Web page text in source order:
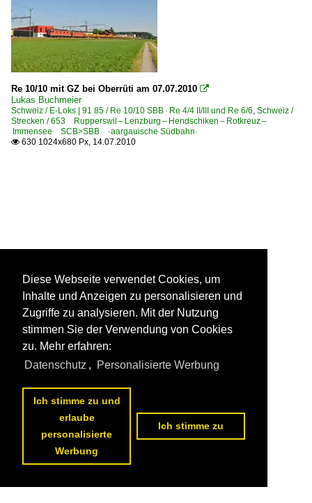
Re 10/10 mit GZ bei Oberrüti am 07.07.2010 
Lukas Buchmeier
Schweiz / E-Loks | 91 85 / Re 10/10 SBB · Re 4/4 II/III und Re 6/6 Schweiz /
Strecken / 653 Rupperswil – Lenzburg – Hendschiken – Rotkreuz –
Immensee SCB>SBB ·aargauische Südbahn·
 630 1024x680 Px, 14.07.2010
Diese Webseite verwendet Cookies, um
Inhalte und Anzeigen zu personalisieren und
Zugriffe zu analysieren. Mit der Nutzung
stimmen Sie der Verwendung von Cookies
zu. Mehr erfahren:
Datenschutz , Personalisierte Werbung
Ich stimme zu und
erlaube
personalisierte
Werbung
Ich stimme zu